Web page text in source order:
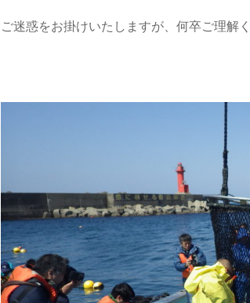
ご迷惑をお掛けいたしますが、何卒ご理解